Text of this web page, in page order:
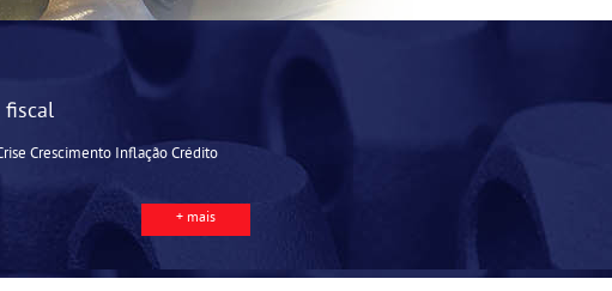
fiscal
Crescimento Inflação Crédito
+ mais